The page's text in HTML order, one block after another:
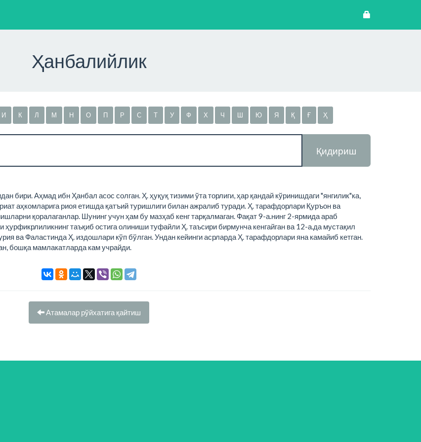
Ҳанбалийлик
И К Л М Н О П Р С Т У Ф Х Ч Ш Ю Я Қ Ғ Ҳ
Қидириш
бири. Аҳмад ибн Ҳанбал асос солган. Ҳ. ҳуқуқ тизими ўта торлиги, ҳар қандай кўринишдаги "янгилик"ка,
аҳкомларига риоя етишда қатъий туришлиги билан ажралиб туради. Ҳ. тарафдорлари Қуръон ва
қоралаганлар. Шунинг учун ҳам бу мазҳаб кенг тарқалмаган. Фақат 9-а.нинг 2-ярмида араб
таъқиб остига олиниши туфайли Ҳ. таъсири бирмунча кенгайган ва 12-а.да мустақил
ва Фаластинда Ҳ. издошлари кўп бўлган. Ундан кейинги асрларда Ҳ. тарафдорлари яна камайиб кетган.
бошқа мамлакатларда кам учрайди.
Атамалар рўйхатига қайтиш